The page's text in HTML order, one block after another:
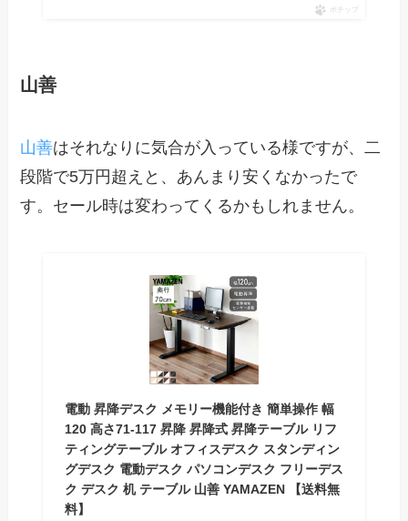
ポチップ
山善
山善はそれなりに気合が入っている様ですが、二
段階で5万円超えと、あんまり安くなかったで
す。セール時は変わってくるかもしれません。
電動 昇降デスク メモリー機能付き 簡単操作 幅
120 高さ71-117 昇降 昇降式 昇降テーブル リフ
ティングテーブル オフィスデスク スタンディン
グデスク 電動デスク パソコンデスク フリーデス
ク デスク 机 テーブル 山善 YAMAZEN 【送料無
料】